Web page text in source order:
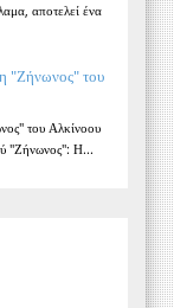
αποτελεί ένα
"Ζήνωνος" του
του Αλκίνοου
"Ζήνωνος": Η...